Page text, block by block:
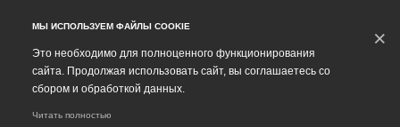
МЫ ИСПОЛЬЗУЕМ ФАЙЛЫ COOKIE
Это необходимо для полноценного функционирования
сайта. Продолжая использовать сайт, вы соглашаетесь со
сбором и обработкой данных.
Читать полностью
×